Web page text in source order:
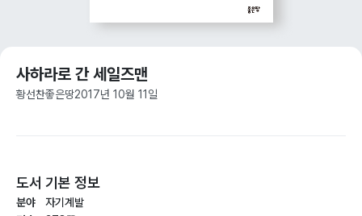
사하라로 간 세일즈맨
황선찬좋은땅2017년 10월 11일
도서 기본 정보
분야
자기계발